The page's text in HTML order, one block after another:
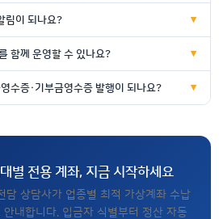
림이 되나요? ▼
함께 운영할 수 있나요? ▼
수증·기부금영수증 발행이 되나요? ▼
별 전용 계좌, 지금 시작하세요
담 상담사가 업종별 최적 가상계좌 수납
내합니다. 입금자 식별부터 정산 자동